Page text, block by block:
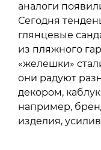
аналоги
Сегодня
глянцевые
из пляжного
«желешки»
они радуют
декором,
например,
изделия,